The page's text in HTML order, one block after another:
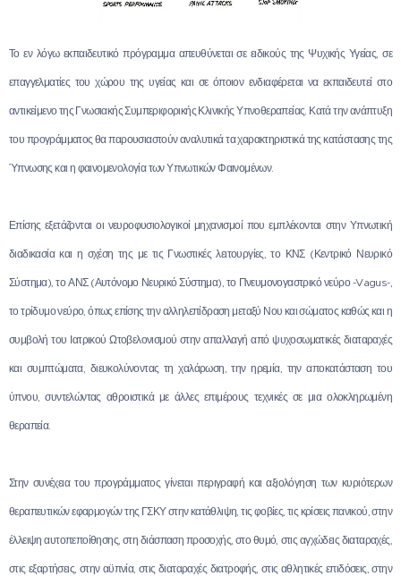
Το εν λόγω εκπαιδευτικό πρόγραμμα απευθύνεται σε ειδικούς της Ψυχικής Υγείας, σε
επαγγελματίες του χώρου της υγείας και σε όποιον ενδιαφέρεται να εκπαιδευτεί στο
αντικείμενο της Γνωσιακής Συμπεριφορικής Κλινικής Υπνοθεραπείας. Κατά την ανάπτυξη
του προγράμματος θα παρουσιαστούν αναλυτικά τα χαρακτηριστικά της κατάστασης της
Ύπνωσης και η φαινομενολογία των Υπνωτικών Φαινομένων.
Επίσης εξετάζονται οι νευροφυσιολογικοί μηχανισμοί που εμπλέκονται στην Υπνωτική
διαδικασία και η σχέση της με τις Γνωστικές λειτουργίες, το ΚΝΣ (Κεντρικό Νευρικό
Σύστημα), το ΑΝΣ (Αυτόνομο Νευρικό Σύστημα), το Πνευμονογαστρικό νεύρο -Vagus-,
το τρίδυμο νεύρο, όπως επίσης την αλληλεπίδραση μεταξύ Νου και σώματος καθώς και η
συμβολή του Ιατρικού Ωτοβελονισμού στην απαλλαγή από ψυχοσωματικές διαταραχές
και συμπτώματα, διευκολύνοντας τη χαλάρωση, την ηρεμία, την αποκατάσταση του
ύπνου, συντελώντας αθροιστικά με άλλες επιμέρους τεχνικές σε μια ολοκληρωμένη
θεραπεία.
Στην συνέχεια του προγράμματος γίνεται περιγραφή και αξιολόγηση των κυριότερων
θεραπευτικών εφαρμογών της ΓΣΚΥ στην κατάθλιψη, τις φοβίες, τις κρίσεις πανικού, στην
έλλειψη αυτοπεποίθησης, στη διάσπαση προσοχής, στο θυμό, στις αγχώδεις διαταραχές,
στις εξαρτήσεις, στην αϋπνία, στις διαταραχές διατροφής, στις αθλητικές επιδόσεις, στην